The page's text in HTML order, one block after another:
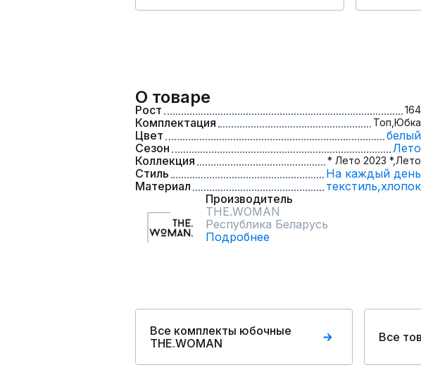
О товаре
Рост 164
Комплектация Топ, Юбка
Цвет
белый
Сезон
Лето
Коллекция
* Лето 2023 *,Лето
Стиль
На каждый день
Материал
текстиль,хлопок
Производитель
THE.WOMAN
Республика Беларусь
Подробнее
Все комплекты юбочные
THE.WOMAN
Все